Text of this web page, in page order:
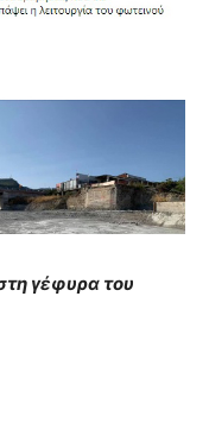
γέφυρα του